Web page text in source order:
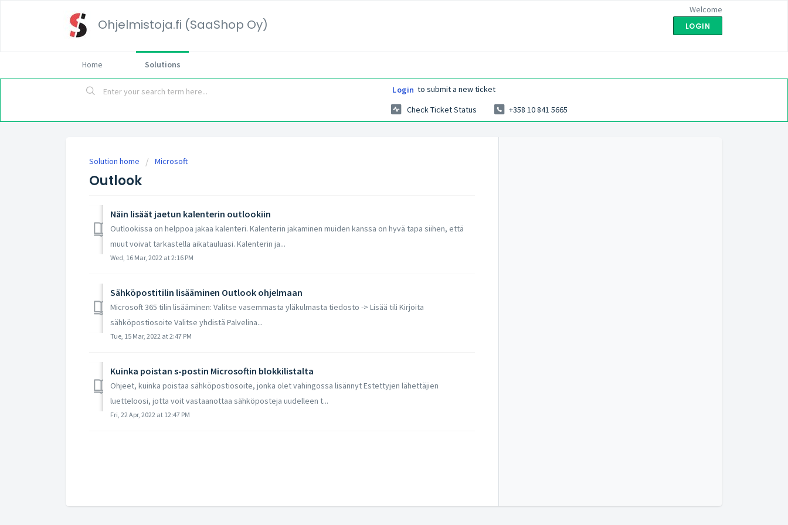
Ohjelmistoja.fi (SaaShop Oy)
Welcome
LOGIN
Home Solutions
Login to submit a new ticket
Check Ticket Status
+358 10 841 5665
Solution home Microsoft
Outlook
Näin lisäät jaetun kalenterin outlookiin
Outlookissa on helppoa jakaa kalenteri. Kalenterin jakaminen muiden kanssa on hyvä tapa siihen, että
muut voivat tarkastella aikatauluasi. Kalenterin ja...
Wed, 16 Mar, 2022 at 2:16 PM
Sähköpostitilin lisääminen Outlook ohjelmaan
Microsoft 365 tilin lisääminen: Valitse vasemmasta yläkulmasta tiedosto -> Lisää tili Kirjoita
sähköpostiosoite Valitse yhdistä Palvelina...
Tue, 15 Mar, 2022 at 2:47 PM
Kuinka poistan s-postin Microsoftin blokkilistalta
Ohjeet, kuinka poistaa sähköpostiosoite, jonka olet vahingossa lisännyt Estettyjen lähettäjien
luetteloosi, jotta voit vastaanottaa sähköposteja uudelleen t...
Fri, 22 Apr, 2022 at 12:47 PM